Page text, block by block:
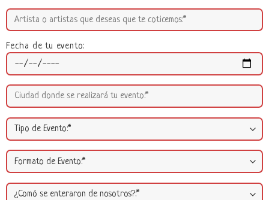
Fecha de tu evento: